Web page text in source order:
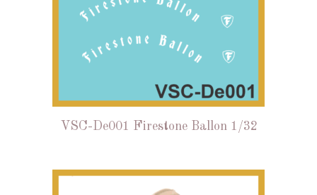
VSC-De001 Firestone Ballon 1/32